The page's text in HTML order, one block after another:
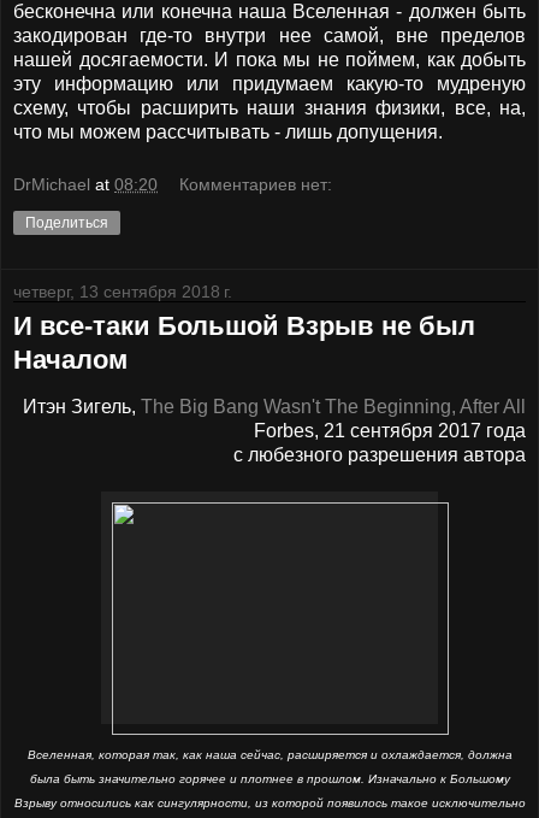
бесконечна или конечна наша Вселенная - должен быть
закодирован где-то внутри нее самой, вне пределов
нашей досягаемости. И пока мы не поймем, как добыть
эту информацию или придумаем какую-то мудреную
схему, чтобы расширить наши знания физики, все, на,
что мы можем рассчитывать - лишь допущения.
DrMichael at 08:20 Комментариев нет:
Поделиться
четверг, 13 сентября 2018 г.
И все-таки Большой Взрыв не был
Началом
Итэн Зигель, The Big Bang Wasn't The Beginning, After All
Forbes, 21 сентября 2017 года
с любезного разрешения автора
Вселенная, которая так, как наша сейчас, расширяется и охлаждается, должна
была быть значительно горячее и плотнее в прошлом. Изначально к Большому
Взрыву относились как сингулярности, из которой появилось такое исключительно